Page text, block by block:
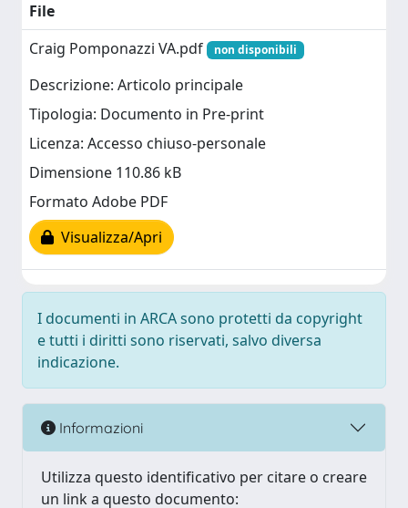
File
Craig Pomponazzi VA.pdf
non disponibili
Descrizione: Articolo principale
Tipologia: Documento in Pre-print
Licenza: Accesso chiuso-personale
Dimensione 110.86 kB
Formato Adobe PDF
Visualizza/Apri
I documenti in ARCA sono protetti da copyright
e tutti i diritti sono riservati, salvo diversa
indicazione.
Informazioni
Utilizza questo identificativo per citare o creare
un link a questo documento: